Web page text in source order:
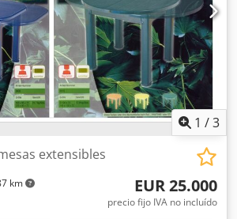
1 /3
km
extensibles
EUR 25.000
precio fijo IVA no incluído